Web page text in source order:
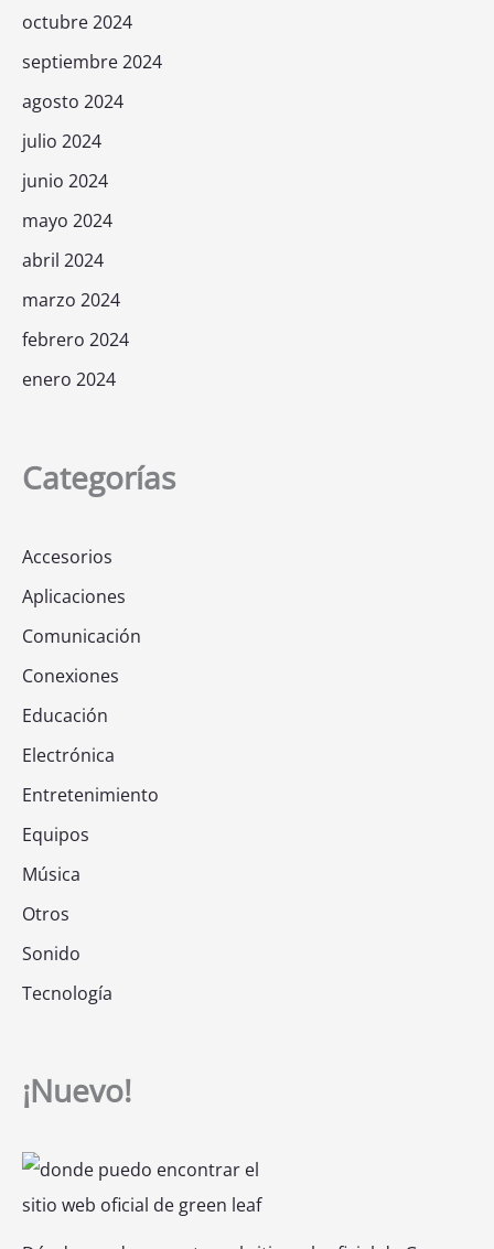
octubre 2024
septiembre 2024
agosto 2024
julio 2024
junio 2024
mayo 2024
abril 2024
marzo 2024
febrero 2024
enero 2024
Categorías
Accesorios
Aplicaciones
Comunicación
Conexiones
Educación
Electrónica
Entretenimiento
Equipos
Música
Otros
Sonido
Tecnología
¡Nuevo!